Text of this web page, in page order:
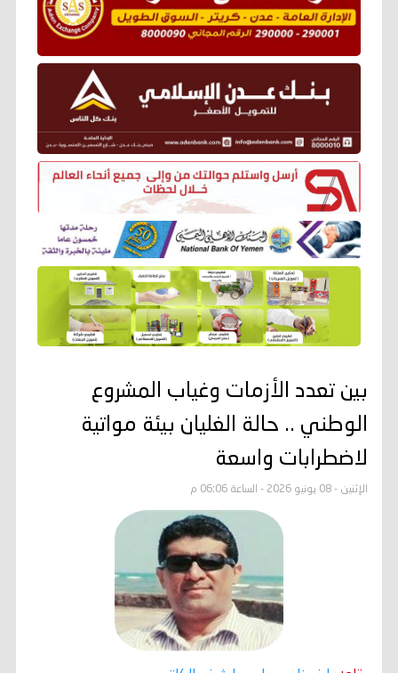
بين تعدد الأزمات وغياب المشروع
الوطني .. حالة الغليان بيئة مواتية
لاضطرابات واسعة
الإثنين - 08 يونيو 2026 - الساعة 06:06 م